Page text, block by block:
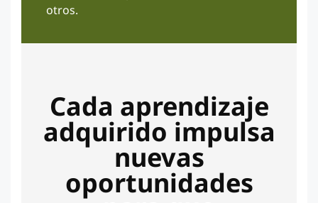
otros.
Cada aprendizaje
adquirido impulsa
nuevas
oportunidades